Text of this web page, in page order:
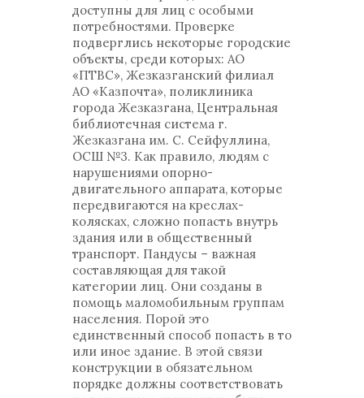
доступны для лиц с особыми
потребностями. Проверке
подверглись некоторые городские
объекты, среди которых: АО
«ПТВС», Жезказганский филиал
АО «Казпочта», поликлиника
города Жезказгана, Центральная
библиотечная система г.
Жезказгана им. С. Сейфуллина,
ОСШ №3. Как правило, людям с
нарушениями опорно-
двигательного аппарата, которые
передвигаются на креслах-
колясках, сложно попасть внутрь
здания или в общественный
транспорт. Пандусы – важная
составляющая для такой
категории лиц. Они созданы в
помощь маломобильным группам
населения. Порой это
единственный способ попасть в то
или иное здание. В этой связи
конструкции в обязательном
порядке должны соответствовать